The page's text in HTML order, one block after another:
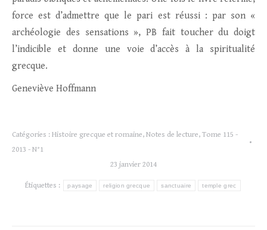
force est d’admettre que le pari est réussi : par son «
archéologie des sensations », PB fait toucher du doigt
l’indicible et donne une voie d’accès à la spiritualité
grecque.
Geneviève Hoffmann
Catégories : Histoire grecque et romaine, Notes de lecture, Tome 115 -
2013 - N°1
23 janvier 2014
Étiquettes : paysage religion grecque sanctuaire temple grec